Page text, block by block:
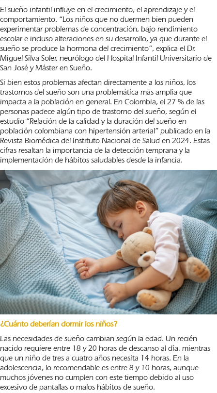
El sueño infantil influye en el crecimiento, el aprendizaje y el
comportamiento. “Los niños que no duermen bien pueden
experimentar problemas de concentración, bajo rendimiento
escolar e incluso alteraciones en su desarrollo, ya que durante el
sueño se produce la hormona del crecimiento”, explica el Dr.
Miguel Silva Soler, neurólogo del Hospital Infantil Universitario de
San José y Máster en Sueño.
Si bien estos problemas afectan directamente a los niños, los
trastornos del sueño son una problemática más amplia que
impacta a la población en general. En Colombia, el 27 % de las
personas padece algún tipo de trastorno del sueño, según el
estudio “Relación de la calidad y la duración del sueño en
población colombiana con hipertensión arterial” publicado en la
Revista Biomédica del Instituto Nacional de Salud en 2024. Estas
cifras resaltan la importancia de la detección temprana y la
implementación de hábitos saludables desde la infancia.
¿Cuánto deberían dormir los niños?
Las necesidades de sueño cambian según la edad. Un recién
nacido requiere entre 18 y 20 horas de descanso al día, mientras
que un niño de tres a cuatro años necesita 14 horas. En la
adolescencia, lo recomendable es entre 8 y 10 horas, aunque
muchos jóvenes no cumplen con este tiempo debido al uso
excesivo de pantallas o malos hábitos de sueño.